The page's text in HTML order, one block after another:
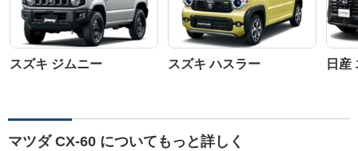
スズキ ジムニー スズキ ハスラー 日産
マツダ CX-60 についてもっと詳しく